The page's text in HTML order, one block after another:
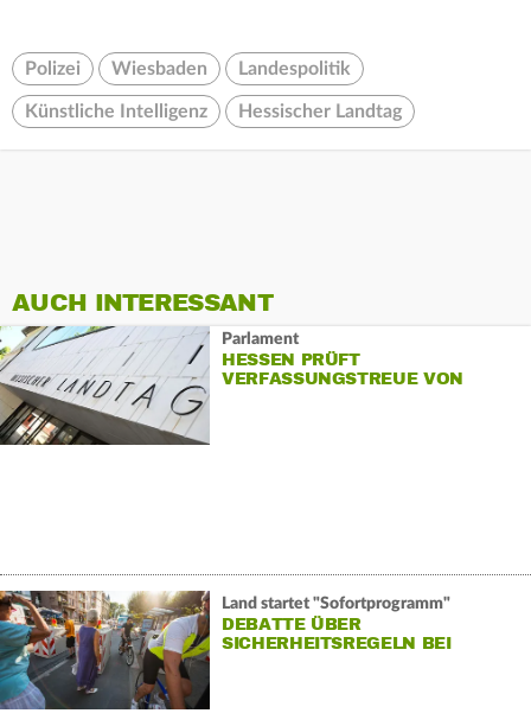
Polizei Wiesbaden Landespolitik
Künstliche Intelligenz Hessischer Landtag
AUCH INTERESSANT
Parlament
HESSEN PRÜFT
VERFASSUNGSTREUE VON
Land startet "Sofortprogramm"
DEBATTE ÜBER
SICHERHEITSREGELN BEI